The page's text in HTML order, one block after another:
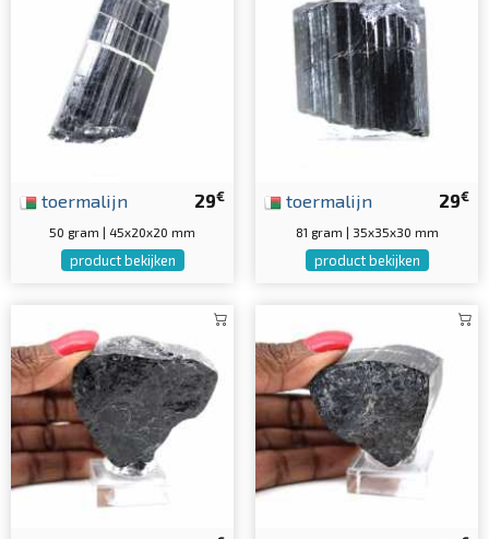
29€
toermalijn
50 gram | 45x20x20 mm
product bekijken
29€
toermalijn
81 gram | 35x35x30 mm
product bekijken